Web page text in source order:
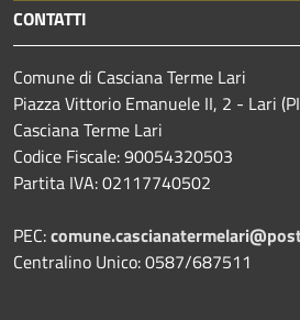
CONTATTI
Comune di Casciana Terme Lari
Piazza Vittorio Emanuele II, 2 - Lari
Casciana Terme Lari
Codice Fiscale: 90054320503
Partita IVA: 02117740502
PEC:
Centralino Unico: 0587/687511